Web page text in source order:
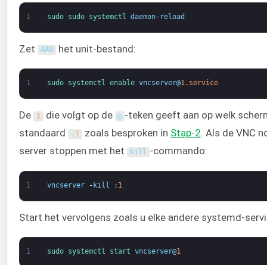
1 sudo sudo systemctl daemon- reload
Zet AAN het unit-bestand:
1 sudo systemctl enable vncserver@1.service
De 1 die volgt op de @ -teken geeft aan op welk
standaard
: 1 zoals besproken in Stap-2. Als de VNC
server stoppen met het
kill -commando:
1 vncserver - kill : 1
Start het vervolgens zoals u elke andere systemd-
1 sudo systemctl start vncserver@1